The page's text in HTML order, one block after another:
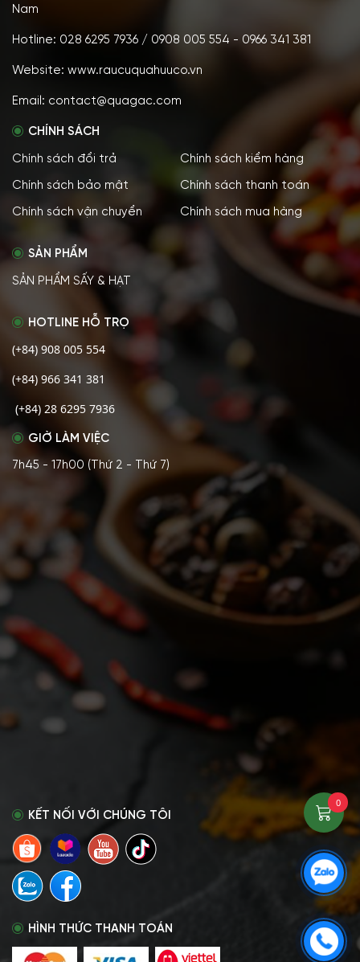
Nam
Hotline: 028 6295 7936 / 0908 005 554 - 0966 341 381
Website: www.raucuquahuuco.vn
Email: contact@quagac.com
CHÍNH SÁCH
Chính sách đổi trả Chính sách kiểm hàng
Chính sách bảo mật Chính sách thanh toán
Chính sách vận chuyển Chính sách mua hàng
SẢN PHẨM
SẢN PHẨM SẤY & HẠT
HOTLINE HỖ TRỌ
(+84) 908 005 554
(+84) 966 341 381
(+84) 28 6295 7936
GIỜ LÀM VIỆC
7h45 - 17h00 (Thứ 2 - Thứ 7)
KẾT NỐI VỚI CHÚNG TÔI
HÌNH THỨC THANH TOÁN
0